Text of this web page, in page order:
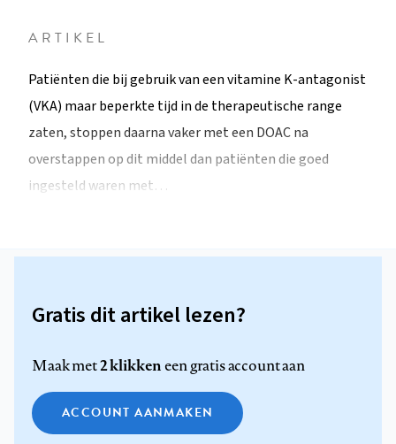
ARTIKEL
Patiënten die bij gebruik van een vitamine K-antagonist
(VKA) maar beperkte tijd in de therapeutische range
zaten, stoppen daarna vaker met een DOAC na
overstappen op dit middel dan patiënten die goed
ingesteld waren met…
Gratis dit artikel lezen?
Maak met2 klikkeneen gratis account aan
ACCOUNT AANMAKEN